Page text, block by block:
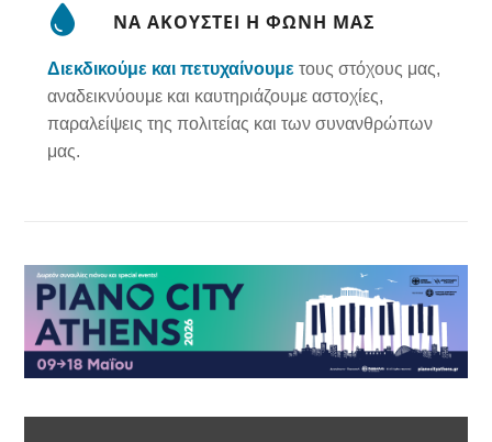
ΝΑ ΑΚΟΥΣΤΕΙ Η ΦΩΝΗ ΜΑΣ
Διεκδικούμε και πετυχαίνουμετους στόχους μας,
αναδεικνύουμε και καυτηριάζουμε αστοχίες,
παραλείψεις της πολιτείας και των συνανθρώπων
μας.